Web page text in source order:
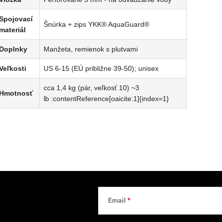
Šnúrka + zips YKK® AquaGuard®
Manžeta, remienok s plutvami
US 6-15 (EÚ približne 39-50); unisex
cca 1,4 kg (pár, veľkosť 10) ~3
lb :contentReference[oaicite:1]{index=1}
Email